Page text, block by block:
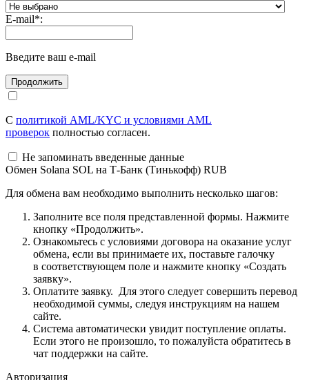
E-mail*:
Введите ваш e-mail
С политикой AML/KYC и условиями AML
проверок полностью согласен.
Не запоминать введенные данные
Обмен Solana SOL на Т-Банк (Тинькофф) RUB
Для обмена вам необходимо выполнить несколько шагов:
Заполните все поля представленной формы. Нажмите
кнопку «Продолжить».
Ознакомьтесь с условиями договора на оказание услуг
обмена, если вы принимаете их, поставьте галочку
в соответствующем поле и нажмите кнопку «Создать
заявку».
Оплатите заявку. Для этого следует совершить перевод
необходимой суммы, следуя инструкциям на нашем
сайте.
Система автоматически увидит поступление оплаты.
Если этого не произошло, то пожалуйста обратитесь в
чат поддержки на сайте.
Авторизация